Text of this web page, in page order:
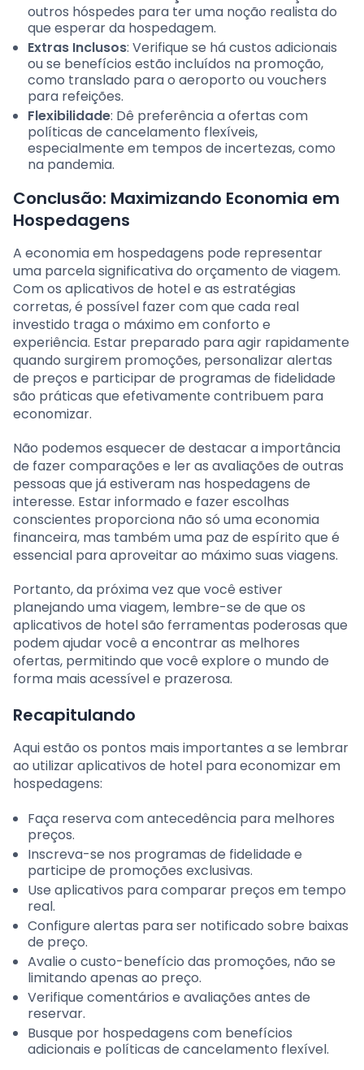
outros hóspedes para ter uma noção realista do
que esperar da hospedagem.
Extras Inclusos: Verifique se há custos adicionais
ou se benefícios estão incluídos na promoção,
como translado para o aeroporto ou vouchers
para refeições.
Flexibilidade: Dê preferência a ofertas com
políticas de cancelamento flexíveis,
especialmente em tempos de incertezas, como
na pandemia.
Conclusão: Maximizando Economia em
Hospedagens
A economia em hospedagens pode representar
uma parcela significativa do orçamento de viagem.
Com os aplicativos de hotel e as estratégias
corretas, é possível fazer com que cada real
investido traga o máximo em conforto e
experiência. Estar preparado para agir rapidamente
quando surgirem promoções, personalizar alertas
de preços e participar de programas de fidelidade
são práticas que efetivamente contribuem para
economizar.
Não podemos esquecer de destacar a importância
de fazer comparações e ler as avaliações de outras
pessoas que já estiveram nas hospedagens de
interesse. Estar informado e fazer escolhas
conscientes proporciona não só uma economia
financeira, mas também uma paz de espírito que é
essencial para aproveitar ao máximo suas viagens.
Portanto, da próxima vez que você estiver
planejando uma viagem, lembre-se de que os
aplicativos de hotel são ferramentas poderosas que
podem ajudar você a encontrar as melhores
ofertas, permitindo que você explore o mundo de
forma mais acessível e prazerosa.
Recapitulando
Aqui estão os pontos mais importantes a se lembrar
ao utilizar aplicativos de hotel para economizar em
hospedagens:
Faça reserva com antecedência para melhores
preços.
Inscreva-se nos programas de fidelidade e
participe de promoções exclusivas.
Use aplicativos para comparar preços em tempo
real.
Configure alertas para ser notificado sobre baixas
de preço.
Avalie o custo-benefício das promoções, não se
limitando apenas ao preço.
Verifique comentários e avaliações antes de
reservar.
Busque por hospedagens com benefícios
adicionais e políticas de cancelamento flexível.